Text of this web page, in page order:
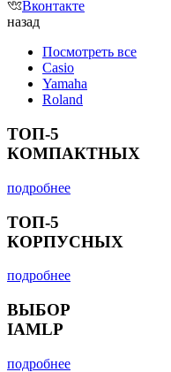
Вконтакте
назад
Посмотреть все
Casio
Yamaha
Roland
ТОП-5
КОМПАКТНЫХ
подробнее
ТОП-5
КОРПУСНЫХ
подробнее
ВЫБОР
IAMLP
подробнее